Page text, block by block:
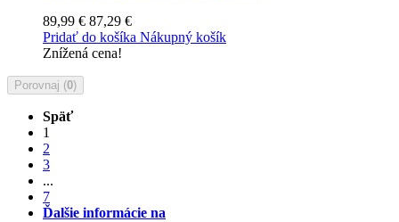
89,99 € 87,29 €
Pridať do košíka Nákupný košík
Znížená cena!
Porovnaj (0)
Späť
1
2
3
...
7
Ďalšie informácie na